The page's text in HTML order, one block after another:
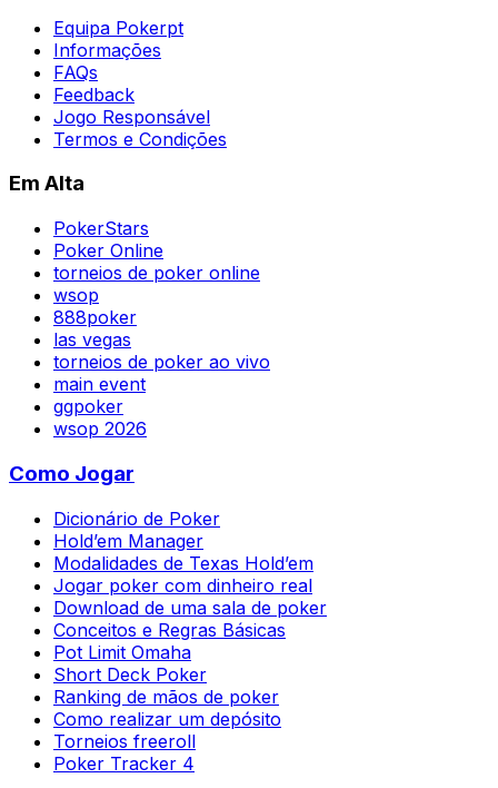
Equipa Pokerpt
Informações
FAQs
Feedback
Jogo Responsável
Termos e Condições
Em Alta
PokerStars
Poker Online
torneios de poker online
wsop
888poker
las vegas
torneios de poker ao vivo
main event
ggpoker
wsop 2026
Como Jogar
Dicionário de Poker
Hold’em Manager
Modalidades de Texas Hold’em
Jogar poker com dinheiro real
Download de uma sala de poker
Conceitos e Regras Básicas
Pot Limit Omaha
Short Deck Poker
Ranking de mãos de poker
Como realizar um depósito
Torneios freeroll
Poker Tracker 4